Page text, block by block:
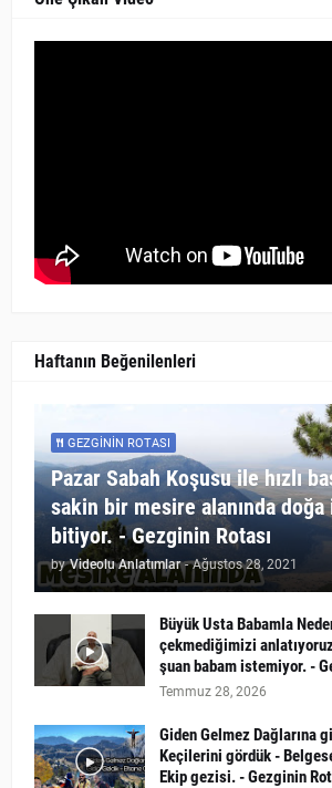
Haftanın Beğenilenleri
GEZGININ ROTASI
Pazar Sabah Koşusu ile hızlı
sakin bir mesire alanında doğa
bitiyor. - Gezginin Rotası
by Videolu Anlatımlar - Ağustos 28, 2021
Büyük Usta Babamla
çekmediğimizi
şuan babam istemiyor. -
Temmuz 28, 2026
Giden Gelmez Dağlarına
Keçilerini gördük -
Ekip gezisi. - Gezginin